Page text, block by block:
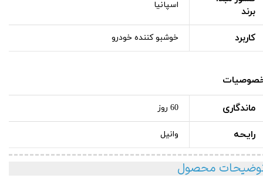
برند
اسپانیا
کاربرد خوشبو کننده خودرو
ماندگاری 60 روز
رایحه وانیل
محصول